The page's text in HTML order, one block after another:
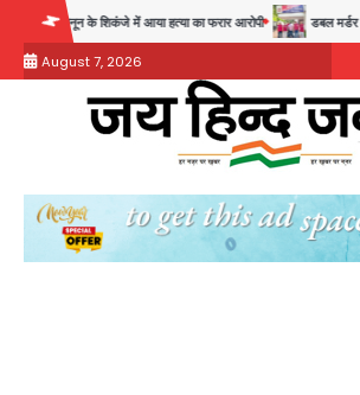
content
में आया हत्या का फरार आरोपी डबल मर्डर का मुख्य
August 7, 2026